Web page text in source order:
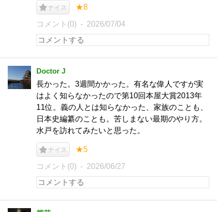
ナイス ★8
コメント(0) 2026/07/04
Doctor J
長かった。3週間かかった。有名な偉人ですが実
はよく知らなかったので第10回本屋大賞2013年
11位。義の人とは知らなかった、家族のことも、
日本史編纂のことも。苦しまない最期のやり方。
水戸を訪れてみたいと思った。
ナイス ★5
コメント(0) 2026/06/27